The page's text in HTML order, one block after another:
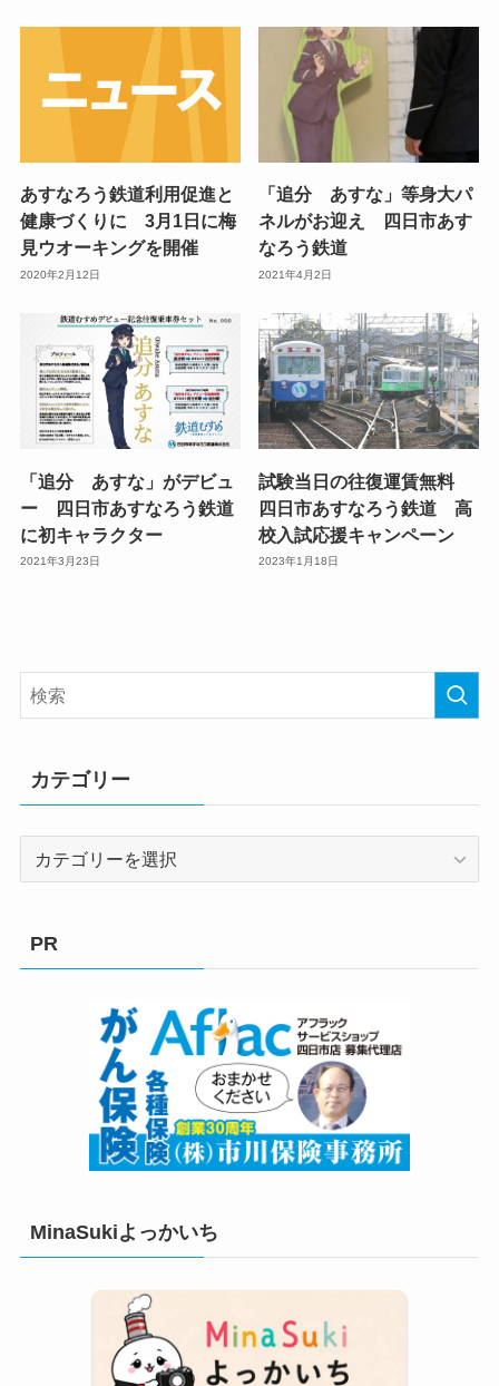
あすなろう鉄道利用促進と
健康づくりに 3月1日に梅
見ウオーキングを開催
2020年2月12日
「追分 あすな」等身大パ
ネルがお迎え 四日市あす
なろう鉄道
2021年4月2日
「追分 あすな」がデビュ
ー 四日市あすなろう鉄道
に初キャラクター
2021年3月23日
試験当日の往復運賃無料
四日市あすなろう鉄道 高
校入試応援キャンペーン
2023年1月18日
カテゴリー
PR
MinaSukiよっかいち